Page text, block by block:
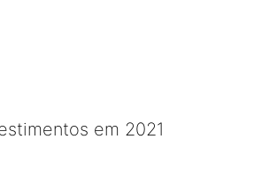
em 2021